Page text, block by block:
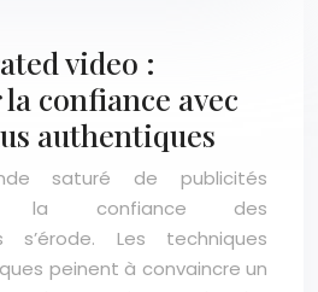
video :
confiance avec
authentiques
saturé de publicités
la confiance des
s’érode. Les techniques
peinent à convaincre un